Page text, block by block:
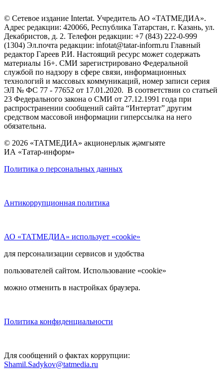
© Сетевое издание Intertat. Учредитель АО «ТАТМЕДИА».
Адрес редакции: 420066, Республика Татарстан, г. Казань, ул.
Декабристов, д. 2. Телефон редакции: +7 (843) 222-0-999
(1304) Эл.почта редакции: infotat@tatar-inform.ru Главный
редактор Гареев Р.И. Настоящий ресурс может содержать
материалы 16+. СМИ зарегистрировано Федеральной
службой по надзору в сфере связи, информационных
технологий и массовых коммуникаций, номер записи серия
ЭЛ № ФС 77 - 77652 от 17.01.2020. В соответствии со статьей
23 Федерального закона о СМИ от 27.12.1991 года при
распространении сообщений сайта “Интертат” другим
средством массовой информации гиперссылка на него
обязательна.
© 2026 «ТАТМЕДИА» акционерлык җәмгыяте
ИА «Татар-информ»
Политика о персональных данных
Антикоррупционная политика
АО «ТАТМЕДИА» использует «cookie»
для персонализации сервисов и удобства
пользователей сайтом. Использование «cookie»
можно отменить в настройках браузера.
Политика конфиденциальности
Для сообщений о фактах коррупции:
Shamil.Sadykov@tatmedia.ru